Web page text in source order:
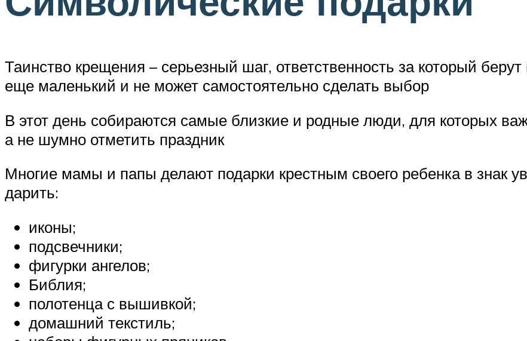
Таинство крещения – серьезный шаг, ответственность за который
еще маленький и не может самостоятельно сделать выбор
В этот день собираются самые близкие и родные люди, для которых
а не шумно отметить праздник
Многие мамы и папы делают подарки крестным своего ребенка в знак
дарить:
иконы;
подсвечники;
фигурки ангелов;
Библия;
полотенца с вышивкой;
домашний текстиль;